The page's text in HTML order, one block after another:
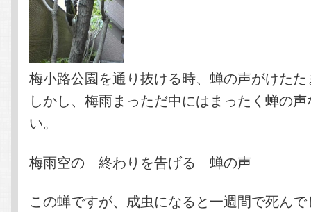
梅小路公園を通り抜ける時、蝉の声がけた
しかし、梅雨まっただ中にはまったく蝉の
い。
梅雨空の 終わりを告げる 蝉の声
この蝉ですが、成虫になると一週間で死ん